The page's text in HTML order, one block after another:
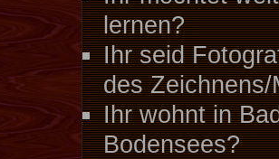
lernen?
Ihr seid
des
Ihr wohnt in
Bodensees?